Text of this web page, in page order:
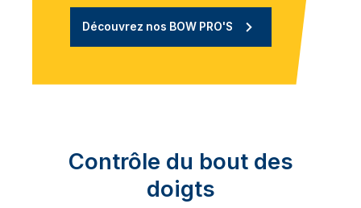
Découvrez nos BOW PRO'S
Contrôle du bout des
doigts